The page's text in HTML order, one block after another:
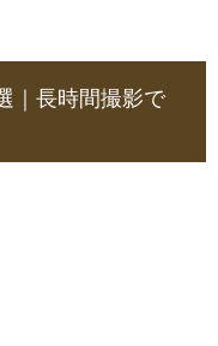
｜長時間撮影で